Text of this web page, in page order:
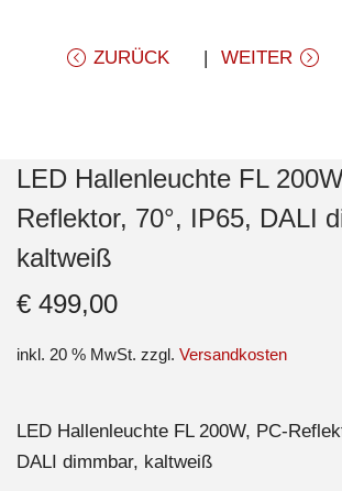
ZURÜCK WEITER
LED Hallenleuchte FL
Reflektor, 70°, IP65, DALI
kaltweiß
€499,00
inkl. 20 % MwSt. zzgl. Versandkosten
LED Hallenleuchte FL 200W, PC-
DALI dimmbar, kaltweiß